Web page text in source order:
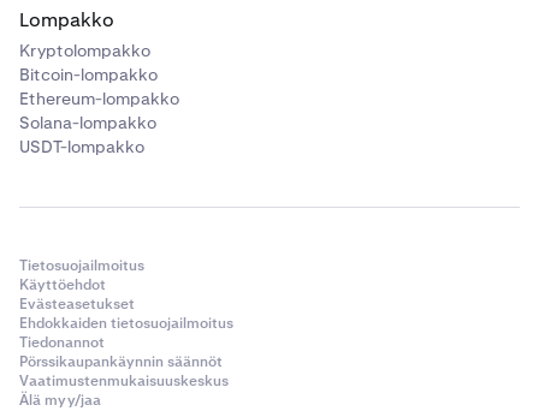
Lompakko
Kryptolompakko
Bitcoin-lompakko
Ethereum-lompakko
Solana-lompakko
USDT-lompakko
Tietosuojailmoitus
Käyttöehdot
Evästeasetukset
Ehdokkaiden tietosuojailmoitus
Tiedonannot
Pörssikaupankäynnin säännöt
Vaatimustenmukaisuuskeskus
Älä myy/jaa